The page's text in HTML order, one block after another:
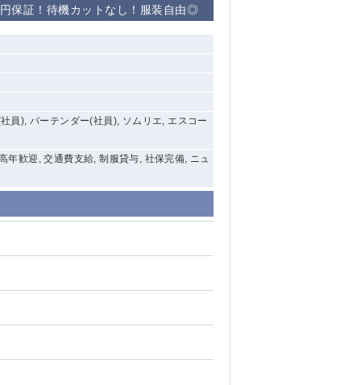
保証！待機カットなし！服装自由◎
員), バーテンダー(社員), ソムリエ, エスコー
年歓迎, 交通費支給, 制服貸与, 社保完備, ニュ